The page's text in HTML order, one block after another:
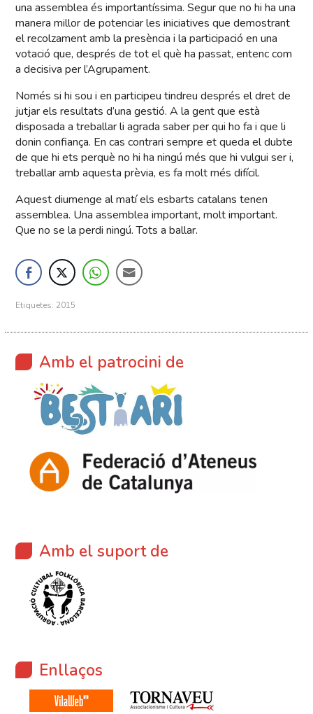
una assemblea és importantíssima. Segur que no hi ha una
manera millor de potenciar les iniciatives que demostrant
el recolzament amb la presència i la participació en una
votació que, després de tot el què ha passat, entenc com
a decisiva per l’Agrupament.
Només si hi sou i en participeu tindreu després el dret de
jutjar els resultats d’una gestió. A la gent que està
disposada a treballar li agrada saber per qui ho fa i que li
donin confiança. En cas contrari sempre et queda el dubte
de que hi ets perquè no hi ha ningú més que hi vulgui ser i,
treballar amb aquesta prèvia, es fa molt més difícil.
Aquest diumenge al matí els esbarts catalans tenen
assemblea. Una assemblea important, molt important.
Que no se la perdi ningú. Tots a ballar.
Etiquetes: 2015
Amb el patrocini de
Amb el suport de
Enllaços